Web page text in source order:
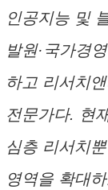
인공지능 및
발원·국가경
하고 리서치
전문가다. 현
심층 리서치
영역을 확대